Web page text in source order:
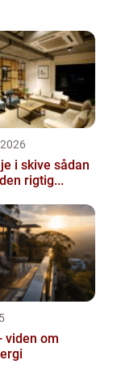
er en
sådan
rigtig...
viden om